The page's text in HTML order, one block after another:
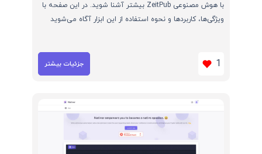
با هوش مصنوعی ZeitPub بیشتر آشنا شوید. در این صفحه با
ویژگی‌ها، کاربردها و نحوه استفاده از این ابزار آگاه می‌شوید
1 جزئیات بیشتر